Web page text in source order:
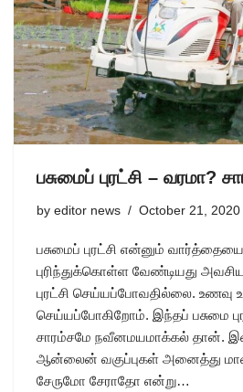
பசுமைப் புரட்சி – வரமா?
by editor news October 21, 2020
பசுமைப் புரட்சி என்னும்
புரிந்துக்கொள்ள வேண்டியது
புரட்சி செய்யப்போவதில்லை. உணவு
செய்யப்போகிறோம். இந்தப் பசுமை
சாரம்சமே நவீனமயமாக்கல் தான்.
ஆன்லைன் வகுப்புகள் அனைத்து
சேருமோ சேராதோ என்று…